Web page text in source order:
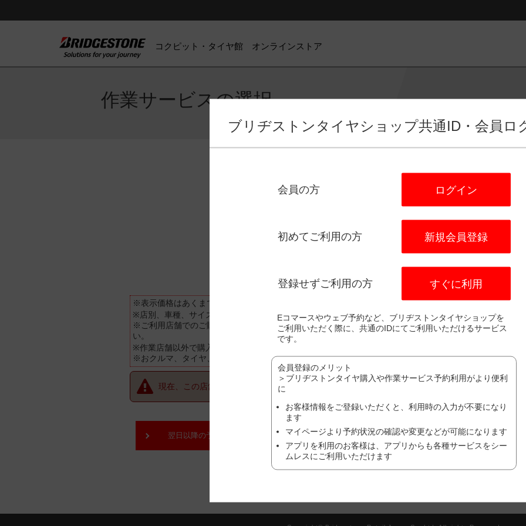
コクピット・タイヤ館 オンラインストア
作業サービスの選択
日程選択
タイヤ館 新座
埼玉県入間郡 三芳町大字藤久保１０８
※表示価格はあくまで目安となります。
※店別、車種、サイズ別に価格が異なります。
※ご利用店舗でのご購入状況(追加作業や、廃タイヤ処理やゴムバルブなど）により、価格が変わる場合が
い。
※作業店舗以外で購入されたタイヤの場合は、作業料金が異なる場合がございます。詳しくは、店舗にてご
※おクルマ、タイヤ、ホイール等の状態により、作業をお断りする場合がございます。詳しくは、店舗にて
現在、この店舗では順番待ち予約を受け付けておりません。
翌日以降の予約をご希望の方はこちら
ブリヂストンタイヤショップ共通ID・会員ロ
会員の方 ログイン
初めてご利用の方 新規会員登録
登録せずご利用の方 すぐに利用
Eコマースやウェブ予約など、ブリヂストンタイヤショップを
ご利用いただく際に、共通のIDにてご利用いただけるサービス
です。
会員登録のメリット
＞ブリヂストンタイヤ購入や作業サービス予約利用がより便利
に
お客様情報をご登録いただくと、利用時の入力が不要になり
ます
マイページより予約状況の確認や変更などが可能になります
アプリを利用のお客様は、アプリからも各種サービスをシー
ムレスにご利用いただけます